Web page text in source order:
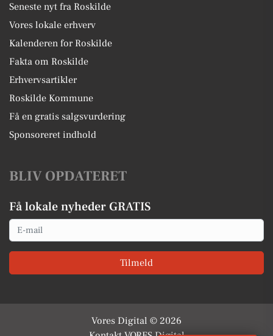
Seneste nyt fra Roskilde
Vores lokale erhverv
Kalenderen for Roskilde
Fakta om Roskilde
Erhvervsartikler
Roskilde Kommune
Få en gratis salgsvurdering
Sponsoreret indhold
BLIV OPDATERET
Få lokale nyheder GRATIS
Email
Tilmeld
Vores Digital © 2026